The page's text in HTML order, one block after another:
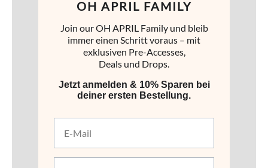
OH APRIL ACCESSORIES
OH APRIL FAMILY
Join our OH APRIL Family und bleib
immer einen Schritt voraus – mit
exklusiven Pre-Accesses,
Deals und Drops.
Jetzt anmelden & 10% Sparen bei
deiner ersten Bestellung.